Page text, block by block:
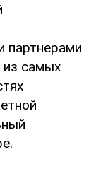
партнерами
из самых